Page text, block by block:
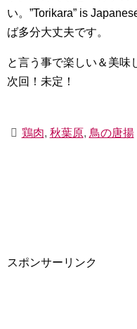
い。”Torikara” is
ば多分大丈夫です。
と言う事で楽しい＆美味
次回！未定！
鶏肉, 秋葉原, 鳥の唐揚
スポンサーリンク